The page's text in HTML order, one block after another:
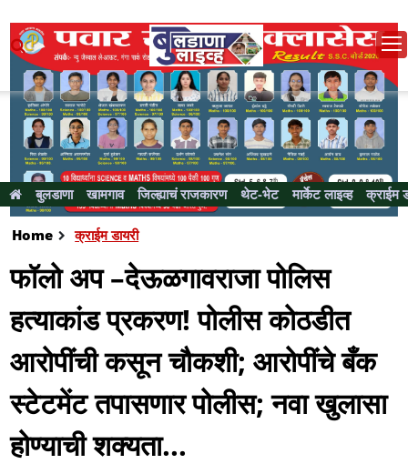
बुलडाणा खामगाव जिल्ह्याचं राजकारण थेट-भेट मार्केट लाइव्ह क्राईम
Home क्राईम डायरी
फॉलो अप –देऊळगावराजा पोलिस
हत्याकांड प्रकरण! पोलीस कोठडीत
आरोपींची कसून चौकशी; आरोपींचे बँक
स्टेटमेंट तपासणार पोलीस; नवा खुलासा
होण्याची शक्यता...